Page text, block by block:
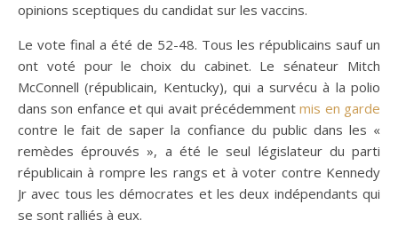
opinions sceptiques du candidat sur les vaccins.
Le vote final a été de 52-48. Tous les républicains sauf un
ont voté pour le choix du cabinet. Le sénateur Mitch
McConnell (républicain, Kentucky), qui a survécu à la polio
dans son enfance et qui avait précédemmentmis en garde
contre le fait de saper la confiance du public dans les «
remèdes éprouvés », a été le seul législateur du parti
républicain à rompre les rangs et à voter contre Kennedy
Jr avec tous les démocrates et les deux indépendants qui
se sont ralliés à eux.